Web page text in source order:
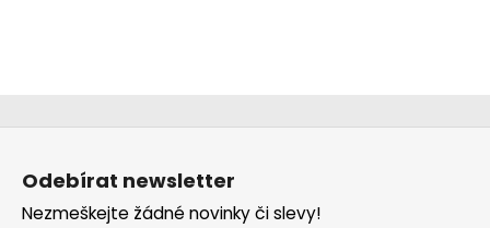
Z
Odebírat newsletter
Nezmeškejte žádné novinky či slevy!